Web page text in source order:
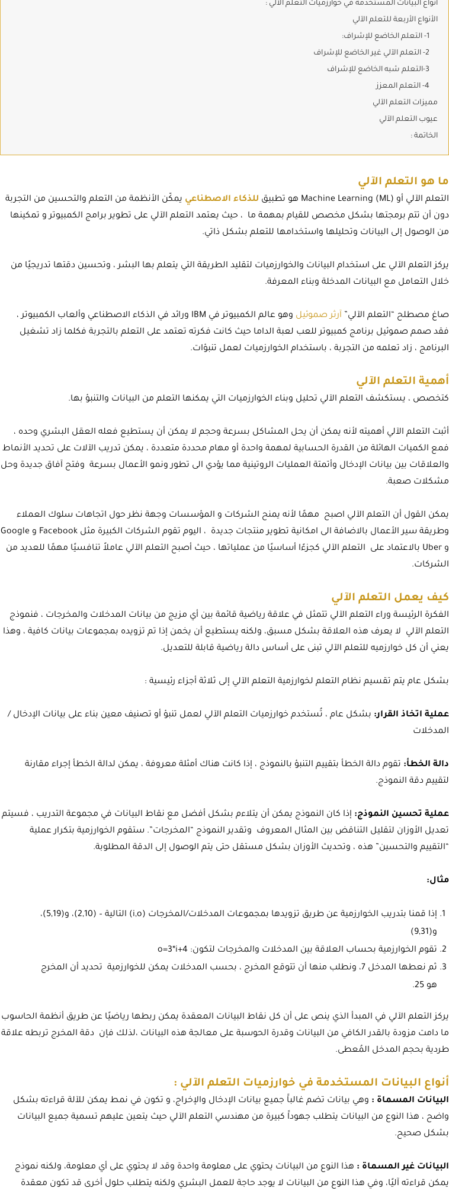
أنواع البيانات المستخدمة في خوارزميات التعلم الآلي :
الأنواع الأربعة للتعلم الآلي
1- التعلم الخاضع للإشراف:
2- التعلم الآلي غير الخاضع للإشراف
3-التعلم شبه الخاضع للإشراف
4- التعلم المعزز
مميزات التعلم الآلي
عيوب التعلم الآلي
الخاتمة :
ما هو التعلم الآلي
التعلم الآلي أو Machine Learning (ML) هو تطبيق للذكاء الاصطناعي يمكّن الأنظمة من التعلم والتحسين من التجربة
دون أن تتم برمجتها بشكل مخصص للقيام بمهمة ما ، حيث يعتمد التعلم الآلي على تطوير برامج الكمبيوتر و تمكينها
من الوصول إلى البيانات وتحليلها واستخدامها للتعلم بشكل ذاتي.
يركز التعلم الآلي على استخدام البيانات والخوارزميات لتقليد الطريقة التي يتعلم بها البشر ، وتحسين دقتها تدريجيًا من
خلال التعامل مع البيانات المدخلة وبناء المعرفة.
صاغ مصطلح “التعلم الآلي” آرثر صموئيل
وهو عالم الكمبيوتر في IBM ورائد في الذكاء الاصطناعي وألعاب الكمبيوتر ،
فقد صمم صموئيل برنامج كمبيوتر للعب لعبة الداما حيث كانت فكرته تعتمد على التعلم بالتجربة فكلما زاد تشغيل
البرنامج ، زاد تعلمه من التجربة ، باستخدام الخوارزميات لعمل تنبؤات.
أهمية التعلم الآلي
كتخصص ، يستكشف التعلم الآلي تحليل وبناء الخوارزميات التي يمكنها التعلم من البيانات والتنبؤ بها.
أثبت التعلم الآلي أهميته لأنه يمكن أن يحل المشاكل بسرعة وحجم لا يمكن أن يستطيع فعله العقل البشري وحده ،
فمع الكميات الهائلة من القدرة الحسابية لمهمة واحدة أو مهام محددة متعددة ، يمكن تدريب الآلات على تحديد الأنماط
والعلاقات بين بيانات الإدخال وأتمتة العمليات الروتينية مما يؤدي الى تطور ونمو الأعمال بسرعة وفتح آفاق جديدة وحل
مشكلات صعبة.
يمكن القول أن التعلم الآلي اصبح مهمًا لأنه يمنح الشركات و المؤسسات وجهة نظر حول اتجاهات سلوك العملاء
وطريقة سير الأعمال بالاضافة الى امكانية تطوير منتجات جديدة ، اليوم تقوم الشركات الكبيرة مثل Facebook و Google
و Uber بالاعتماد على التعلم الآلي كجزءًا أساسيًا من عملياتها ، حيث أصبح التعلم الآلي عاملاً تنافسيًا مهمًا للعديد من
الشركات.
كيف يعمل التعلم الآلي
الفكرة الرئيسة وراء التعلم الآلي تتمثل في علاقة رياضية قائمة بين أي مزيج من بيانات المدخلات والمخرجات ، فنموذج
التعلم الآلي لا يعرف هذه العلاقة بشكل مسبق، ولكنه يستطيع أن يخمن إذا تم تزويده بمجموعات بيانات كافية ، وهذا
يعني أن كل خوارزميه للتعلم الآلي تبنى على أساس دالة رياضية قابلة للتعديل.
بشكل عام يتم تقسيم نظام التعلم لخوارزمية التعلم الآلي إلى ثلاثة أجزاء رئيسية :
عملية اتخاذ القرار: بشكل عام ، تُستخدم خوارزميات التعلم الآلي لعمل تنبؤ أو تصنيف معين بناء على بيانات الإدخال /
المدخلات
دالة الخطأ: تقوم دالة الخطأ بتقييم التنبؤ بالنموذج ، إذا كانت هناك أمثلة معروفة ، يمكن لدالة الخطأ إجراء مقارنة
لتقييم دقة النموذج.
عملية تحسين النموذج: إذا كان النموذج يمكن أن يتلاءم بشكل أفضل مع نقاط البيانات في مجموعة التدريب ، فسيتم
تعديل الأوزان لتقليل التناقض بين المثال المعروف وتقدير النموذج “المخرجات”. ستقوم الخوارزمية بتكرار عملية
“التقييم والتحسين” هذه ، وتحديث الأوزان بشكل مستقل حتى يتم الوصول إلى الدقة المطلوبة.
مثال:
إذا قمنا بتدريب الخوارزمية عن طريق تزويدها بمجموعات المدخلات/المخرجات (i,o) التالية – (2,10)، و(5,19)،
و(9,31)
تقوم الخوارزمية بحساب العلاقة بين المدخلات والمخرجات لتكون: o=3*i+4
ثم نعطها المدخل 7، ونطلب منها أن تتوقع المخرج ، بحسب المدخلات يمكن للخوارزمية تحديد أن المخرج
هو 25.
يركز التعلم الآلي في المبدأ الذي ينص على أن كل نقاط البيانات المعقدة يمكن ربطها رياضيًا عن طريق أنظمة الحاسوب
ما دامت مزودة بالقدر الكافي من البيانات وقدرة الحوسبة على معالجة هذه البيانات ،لذلك فإن دقة المخرج تربطه علاقة
طردية بحجم المدخل المُعطى.
أنواع البيانات المستخدمة في خوارزميات التعلم الآلي :
البيانات المسماة : وهي بيانات تضم غالباََ جميع بيانات الإدخال والإخراج، و تكون في نمط يمكن للآلة قراءته بشكل
واضح ، هذا النوع من البيانات يتطلب جهوداََ كبيرة من مهندسي التعلم الآلي حيث يتعين عليهم تسمية جميع البيانات
بشكل صحيح.
البيانات غير المسماة : هذا النوع من البيانات يحتوي على معلومة واحدة وقد لا يحتوي على أي معلومة، ولكنه نموذج
يمكن قراءته آليًا، وفي هذا النوع من البيانات لا يوجد حاجة للعمل البشري ولكنه يتطلب حلول أخرى قد تكون معقدة